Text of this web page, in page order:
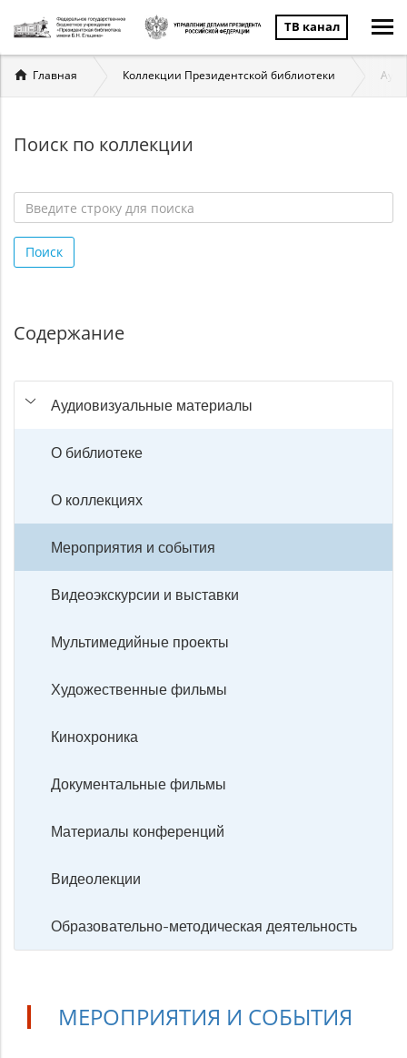
ТВ канал
Вы
здесь
Главная Коллекции Президентской библиотеки
Поиск по коллекции
строку
для
Поиск
Содержание
Аудиовизуальные материалы
О библиотеке
О коллекциях
Мероприятия и события
Видеоэкскурсии и выставки
Мультимедийные проекты
Художественные фильмы
Кинохроника
Документальные фильмы
Материалы конференций
Видеолекции
Образовательно-методическая деятельность
МЕРОПРИЯТИЯ И СОБЫТИЯ